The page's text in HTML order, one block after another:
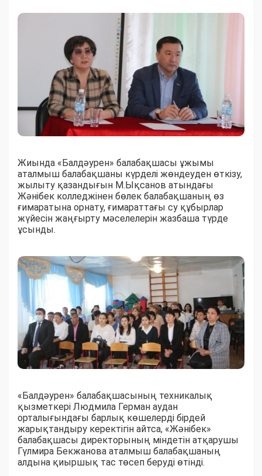
Жиында «Балдәурен» балабақшасы ұжымы
аталмыш балабақшаны күрделі жөндеуден өткізу,
жылыту қазандығын М.Ықсанов атындағы
Жәнібек колледжінен бөлек балабақшаның өз
ғимаратына орнату, ғимараттағы су құбырлар
жүйесін жаңғырту мәселелерін жазбаша түрде
ұсынды.
«Балдәурен» балабақшасының техникалық
қызметкері Людмила Герман аудан
орталығындағы барлық көшелерді бірдей
жарықтандыру керектігін айтса, «Жәнібек»
балабақшасы директорының міндетін атқарушы
Гүлмира Бекжанова аталмыш балабақшаның
алдына қиыршық тас төсеп беруді өтінді.